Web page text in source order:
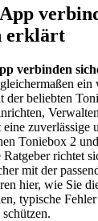
erklärt
verbinden
der beliebten
zuverlässige
Toniebox 2
Ratgeber richtet
mit der
hier, wie Sie
typische